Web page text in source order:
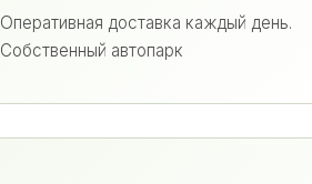
Оперативная доставка каждый день.
Собственный автопарк